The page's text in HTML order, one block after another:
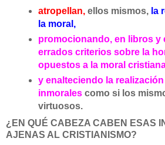
atropellan, ellos mismos, la
la moral,
promocionando, en libros y
errados criterios sobre la
opuestos a la moral
y enalteciendo la
inmoralescomo si los
virtuosos.
¿EN QUÉ CABEZA CABEN ESAS
AJENAS AL CRISTIANISMO?